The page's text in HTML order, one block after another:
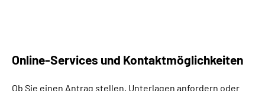
Online-Services
Online-Services und Kontaktmöglichkeiten
Ob Sie einen Antrag stellen, Unterlagen anfordern oder